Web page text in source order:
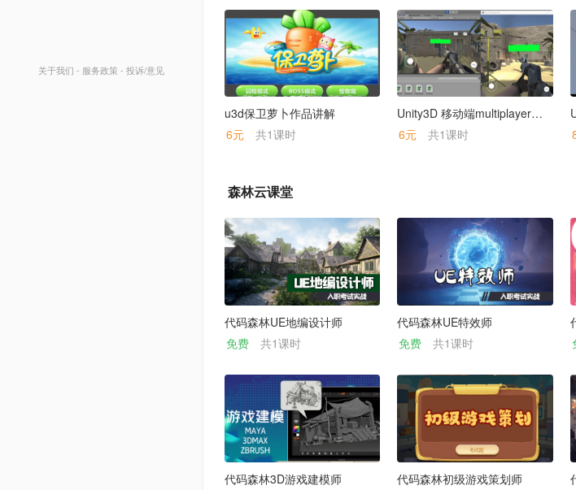
关于我们 - 服务政策 - 投诉/意见
u3d保卫萝卜作品讲解
6元
共1课时
Unity3D 移动端multiplayer枪战游戏源码【成品游戏】
6元
共1课时
森林云课堂
代码森林UE地编设计师
免费
共1课时
代码森林UE特效师
免费
共1课时
代码森林3D游戏建模师
代码森林初级游戏策划师